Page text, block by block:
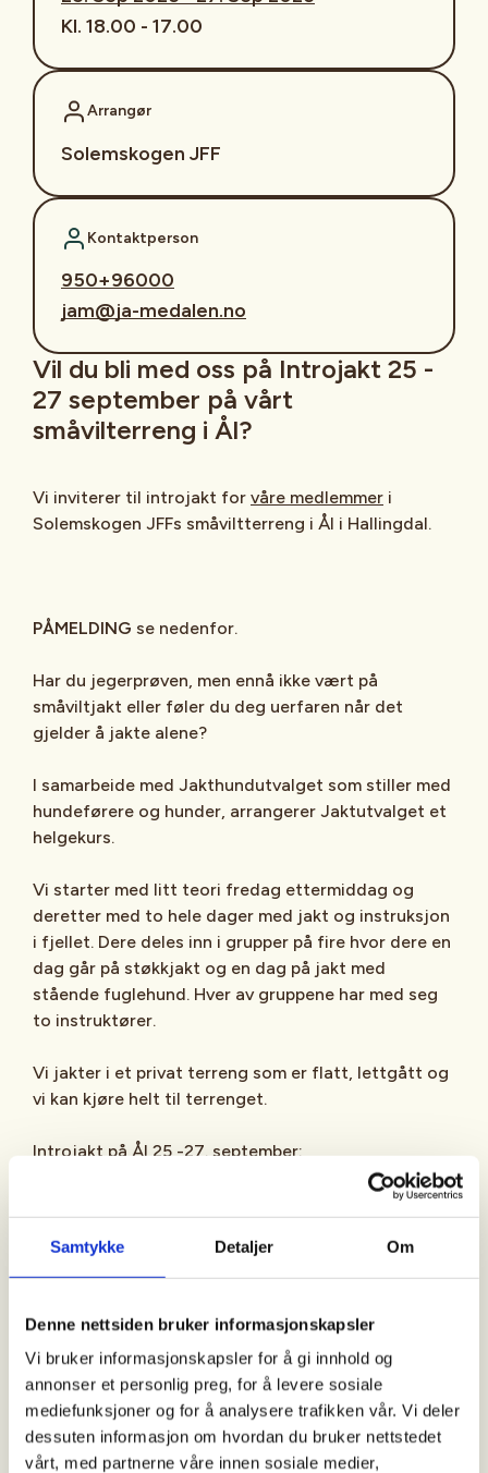
Samtykke Detaljer Om
Denne nettsiden bruker informasjonskapsler
Vi bruker informasjonskapsler for å gi innhold og
annonser et personlig preg, for å levere sosiale
mediefunksjoner og for å analysere trafikken vår. Vi deler
dessuten informasjon om hvordan du bruker nettstedet
vårt, med partnerne våre innen sosiale medier,
Kl. 18.00 - 17.00
Arrangør
Solemskogen JFF
Kontaktperson
950+96000
jam@ja-medalen.no
Vil du bli med oss på Introjakt 25 -
27 september på vårt
småvilterreng i Ål?
Vi inviterer til introjakt for våre medlemmer i
Solemskogen JFFs småviltterreng i Ål i Hallingdal.
PÅMELDING se nedenfor.
Har du jegerprøven, men ennå ikke vært på
småviltjakt eller føler du deg uerfaren når det
gjelder å jakte alene?
I samarbeide med Jakthundutvalget som stiller med
hundeførere og hunder, arrangerer Jaktutvalget et
helgekurs.
Vi starter med litt teori fredag ettermiddag og
deretter med to hele dager med jakt og instruksjon
i fjellet. Dere deles inn i grupper på fire hvor dere en
dag går på støkkjakt og en dag på jakt med
stående fuglehund. Hver av gruppene har med seg
to instruktører.
Vi jakter i et privat terreng som er flatt, lettgått og
vi kan kjøre helt til terrenget.
Introjakt på Ål 25 -27. september:
· Småkupert og lettgått terreng
instruktører
· Totalt 8 jegere
· Vi har mulighet for å leie et gjestehus på gården
med fire soverom/åtte sengeplasser, alternativt bor